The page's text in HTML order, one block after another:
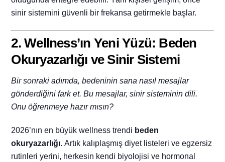
sinir sistemini güvenli bir frekansa getirmekle başlar.
2. Wellness’ın Yeni Yüzü: Beden
Okuryazarlığı ve Sinir Sistemi
Bir sonraki adımda, bedeninin sana nasıl mesajlar
gönderdiğini fark et. Bu mesajlar, sinir sisteminin dili.
Onu öğrenmeye hazır mısın?
2026’nın en büyük wellness trendi beden
okuryazarlığı. Artık kalıplaşmış diyet listeleri ve egzersiz
rutinleri yerini, herkesin kendi biyolojisi ve hormonal